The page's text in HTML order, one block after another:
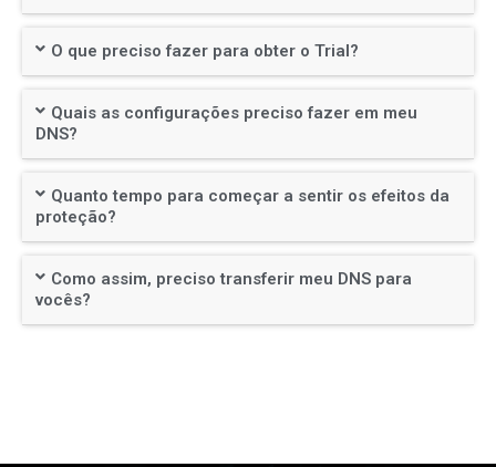
O que preciso fazer para obter o Trial?
Quais as configurações preciso fazer em meu
DNS?
Quanto tempo para começar a sentir os efeitos da
proteção?
Como assim, preciso transferir meu DNS para
vocês?